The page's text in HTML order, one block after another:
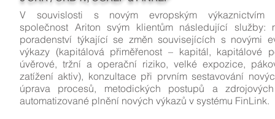
V souvislosti s novým evropským výkaznictvím
společnost Ariton svým klientům následující služby:
poradenství týkající se změn souvisejících s novými
výkazy (kapitálová přiměřenost – kapitál, kapitálové
úvěrové, tržní a operační riziko, velké expozice,
zatížení aktiv), konzultace při prvním sestavování
úprava procesů, metodických postupů a
automatizované plnění nových výkazů v systému FinLink.